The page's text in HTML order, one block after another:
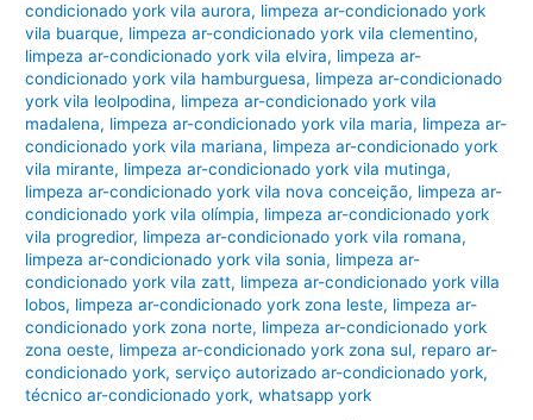
condicionado york vila aurora, limpeza ar-condicionado york
vila buarque, limpeza ar-condicionado york vila clementino,
limpeza ar-condicionado york vila elvira, limpeza ar-
condicionado york vila hamburguesa, limpeza ar-condicionado
york vila leolpodina, limpeza ar-condicionado york vila
madalena, limpeza ar-condicionado york vila maria, limpeza ar-
condicionado york vila mariana, limpeza ar-condicionado york
vila mirante, limpeza ar-condicionado york vila mutinga,
limpeza ar-condicionado york vila nova conceição, limpeza ar-
condicionado york vila olímpia, limpeza ar-condicionado york
vila progredior, limpeza ar-condicionado york vila romana,
limpeza ar-condicionado york vila sonia, limpeza ar-
condicionado york vila zatt, limpeza ar-condicionado york villa
lobos, limpeza ar-condicionado york zona leste, limpeza ar-
condicionado york zona norte, limpeza ar-condicionado york
zona oeste, limpeza ar-condicionado york zona sul, reparo ar-
condicionado york,serviço autorizado ar-condicionado york,
técnico ar-condicionado york,whatsapp york